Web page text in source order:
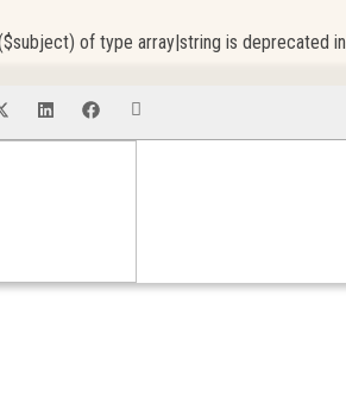
of type array|string is deprecated in